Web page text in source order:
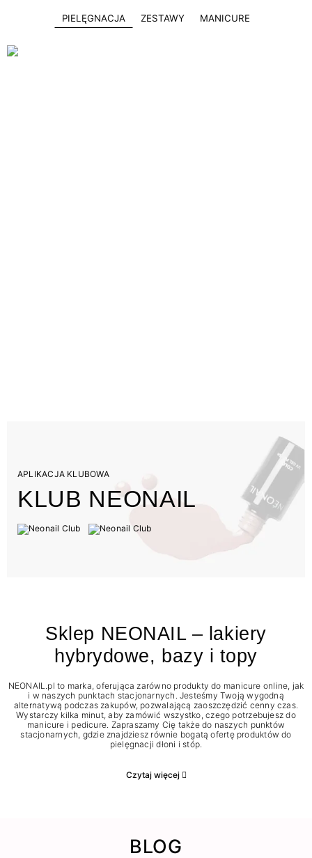
PIELĘGNACJA ZESTAWY MANICURE
APLIKACJA KLUBOWA
KLUB NEONAIL
Sklep NEONAIL – lakiery
hybrydowe, bazy i topy
NEONAIL.pl to marka, oferująca zarówno produkty do manicure online, jak
i w naszych punktach stacjonarnych. Jesteśmy Twoją wygodną
alternatywą podczas zakupów, pozwalającą zaoszczędzić cenny czas.
Wystarczy kilka minut, aby zamówić wszystko, czego potrzebujesz do
manicure i pedicure. Zapraszamy Cię także do naszych punktów
stacjonarnych, gdzie znajdziesz równie bogatą ofertę produktów do
pielęgnacji dłoni i stóp.
Czytaj więcej
BLOG